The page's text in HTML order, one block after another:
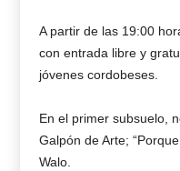
A partir de las 19:00
con entrada libre y
jóvenes cordobeses.
En el primer subsuelo,
Galpón de Arte;
Walo.